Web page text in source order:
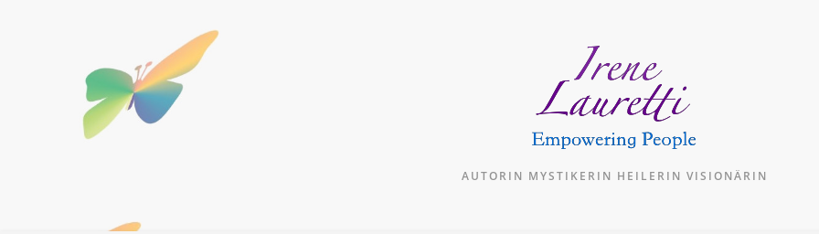
AUTORIN MYSTIKERIN HEILERIN VISIONÄRIN